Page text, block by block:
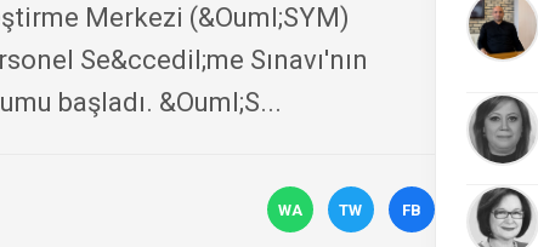
Merkezi (&Ouml;SYM)
Se&ccedil;me Sınavı'nın
başladı. &Ouml;S...
WA TW FB